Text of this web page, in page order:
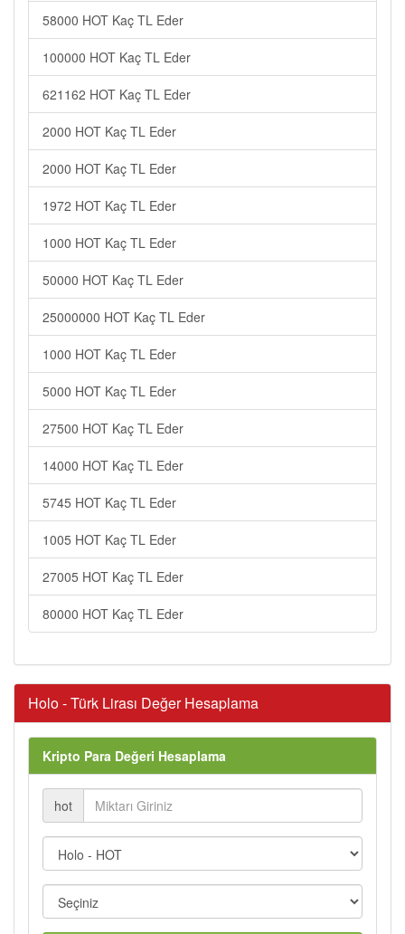
58000 HOT Kaç TL Eder
100000 HOT Kaç TL Eder
621162 HOT Kaç TL Eder
2000 HOT Kaç TL Eder
2000 HOT Kaç TL Eder
1972 HOT Kaç TL Eder
1000 HOT Kaç TL Eder
50000 HOT Kaç TL Eder
25000000 HOT Kaç TL Eder
1000 HOT Kaç TL Eder
5000 HOT Kaç TL Eder
27500 HOT Kaç TL Eder
14000 HOT Kaç TL Eder
5745 HOT Kaç TL Eder
1005 HOT Kaç TL Eder
27005 HOT Kaç TL Eder
80000 HOT Kaç TL Eder
Holo - Türk Lirası Değer Hesaplama
Kripto Para Değeri Hesaplama
hot